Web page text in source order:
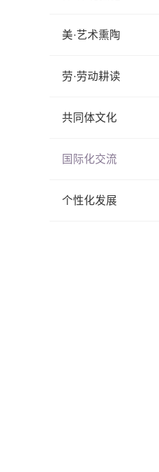
美·艺术熏陶
劳·劳动耕读
共同体文化
国际化交流
个性化发展